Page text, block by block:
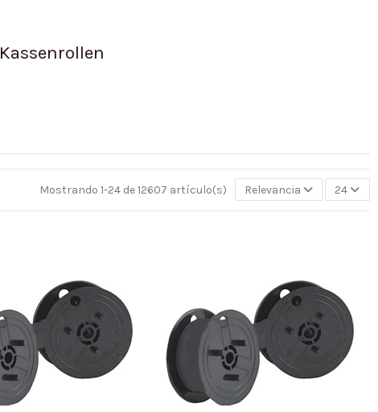
Kassenrollen
Mostrando 1-24 de 12607 artículo(s) Relevancia 24